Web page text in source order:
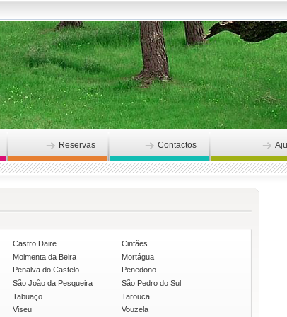
Reservas Contactos
Castro Daire
Cinfães
Moimenta da Beira
Mortágua
Penalva do Castelo
Penedono
São João da Pesqueira
São Pedro do Sul
Tabuaço
Tarouca
Viseu Vouzela